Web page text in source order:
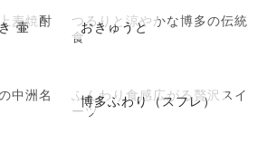
壷
麦焼酎 おきゅうと
つるりと涼やかな博多の伝統
食
中洲名
博多ふわり（スフレ）
ふんわり食感広がる贅沢スイ
ーツ